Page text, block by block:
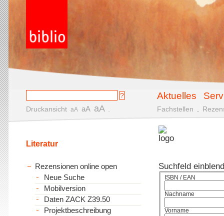
Aktuelles
Druckansicht aA aA aA Fachstellen
Suchfeld
ISBN / EAN
Nachname
Vorname
Literatur
Rezensionen online open
Neue Suche
Mobilversion
Daten ZACK Z39.50
Projektbeschreibung